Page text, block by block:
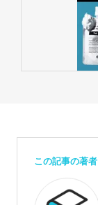
この記事の著者